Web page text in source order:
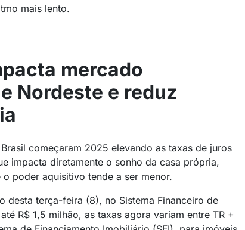
mais lento.
mercado
Nordeste e reduz
começaram 2025 elevando as taxas de juros
impacta diretamente o sonho da casa própria,
poder aquisitivo tende a ser menor.
desta terça-feira (8), no Sistema Financeiro de
R$ 1,5 milhão, as taxas agora variam entre TR +